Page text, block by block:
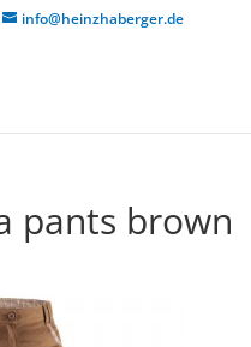
info@heinzhaberger.de
pants brown